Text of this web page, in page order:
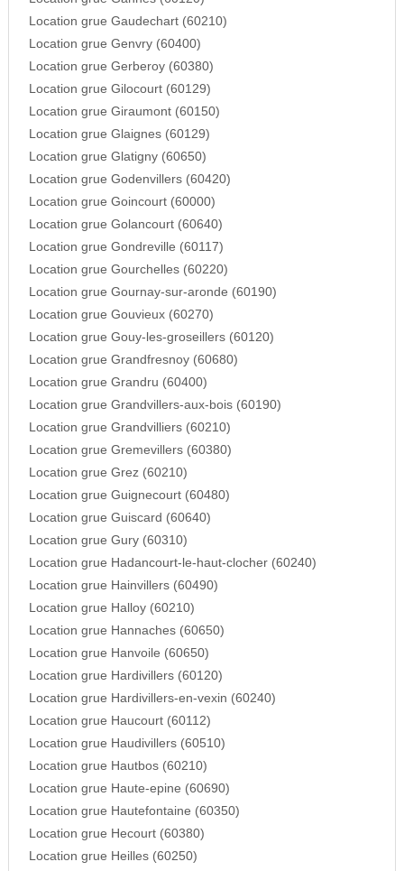
Location grue Gaudechart (60210)
Location grue Genvry (60400)
Location grue Gerberoy (60380)
Location grue Gilocourt (60129)
Location grue Giraumont (60150)
Location grue Glaignes (60129)
Location grue Glatigny (60650)
Location grue Godenvillers (60420)
Location grue Goincourt (60000)
Location grue Golancourt (60640)
Location grue Gondreville (60117)
Location grue Gourchelles (60220)
Location grue Gournay-sur-aronde (60190)
Location grue Gouvieux (60270)
Location grue Gouy-les-groseillers (60120)
Location grue Grandfresnoy (60680)
Location grue Grandru (60400)
Location grue Grandvillers-aux-bois (60190)
Location grue Grandvilliers (60210)
Location grue Gremevillers (60380)
Location grue Grez (60210)
Location grue Guignecourt (60480)
Location grue Guiscard (60640)
Location grue Gury (60310)
Location grue Hadancourt-le-haut-clocher (60240)
Location grue Hainvillers (60490)
Location grue Halloy (60210)
Location grue Hannaches (60650)
Location grue Hanvoile (60650)
Location grue Hardivillers (60120)
Location grue Hardivillers-en-vexin (60240)
Location grue Haucourt (60112)
Location grue Haudivillers (60510)
Location grue Hautbos (60210)
Location grue Haute-epine (60690)
Location grue Hautefontaine (60350)
Location grue Hecourt (60380)
Location grue Heilles (60250)